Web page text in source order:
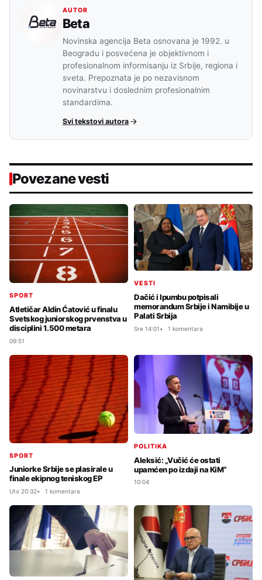
AUTOR
Beta
Novinska agencija Beta osnovana je 1992. u
Beogradu i posvećena je objektivnom i
profesionalnom informisanju iz Srbije, regiona i
sveta. Prepoznata je po nezavisnom
novinarstvu i doslednim profesionalnim
standardima.
Svi tekstovi autora
Povezane vesti
SPORT
Atletičar Aldin Ćatović u finalu
Svetskog juniorskog prvenstva u
disciplini 1.500 metara
09:51
VESTI
Dačić i Ipumbu potpisali
memorandum Srbije i Namibije u
Palati Srbija
Sre 14:01 1 komentara
SPORT
Juniorke Srbije se plasirale u
finale ekipnog teniskog EP
Uto 20:32 1 komentara
POLITIKA
Aleksić: „Vučić će ostati
upamćen po izdaji na KiM“
10:04